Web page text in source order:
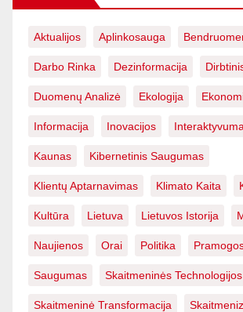
Aktualijos Aplinkosauga
Darbo Rinka Dezinformacija
Duomenų Analizė Ekologija
Informacija Inovacijos
Kaunas Kibernetinis Saugumas
Klientų Aptarnavimas Klimato Kaita
Kultūra Lietuva Lietuvos Istorija
Naujienos Orai Politika
Saugumas Skaitmeninės Technologijos
Skaitmeninė Transformacija